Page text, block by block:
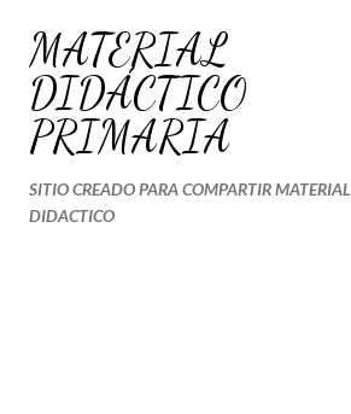
Ir al contenido principal
MATERIAL
DIDÁCTICO
PRIMARIA
SITIO CREADO PARA COMPARTIR MATERIAL
DIDACTICO